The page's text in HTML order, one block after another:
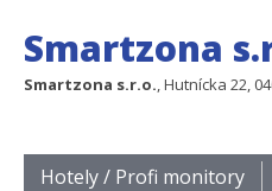
Smartzona
Smartzona s.r.o., Hutnícka 22,
Hotely / Profi monitory